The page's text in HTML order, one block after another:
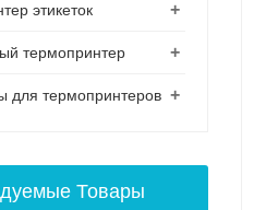
+
этикеток
+
термопринтер
+
для термопринтеров
Товары